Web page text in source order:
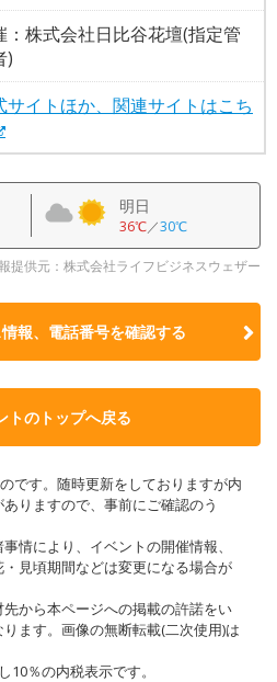
：株式会社日比谷花壇(指定管
)
サイトほか、関連サイトはこち
明日
36℃／30℃
提供元：株式会社ライフビジネスウェザー
報、電話番号を確認する
トのトップへ戻る
です。随時更新をしておりますが内
りますので、事前にご確認のう
情により、イベントの開催情報、
見頃期間などは変更になる場合が
から本ページへの掲載の許諾をい
ます。画像の無断転載(二次使用)は
％の内税表示です。